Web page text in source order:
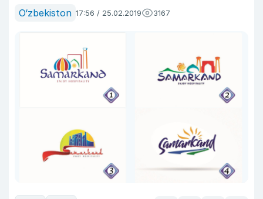
O‘zbekiston 17:56 / 25.02.2019 3167